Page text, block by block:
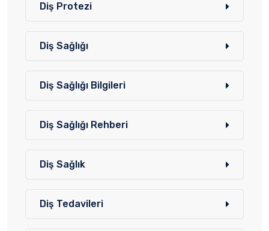
Diş Protezi
Diş Sağlığı
Diş Sağlığı Bilgileri
Diş Sağlığı Rehberi
Diş Sağlık
Diş Tedavileri